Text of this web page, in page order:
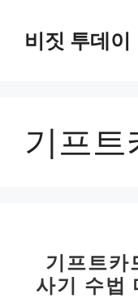
비짓 투데이
기프트
기프트카
사기 수법